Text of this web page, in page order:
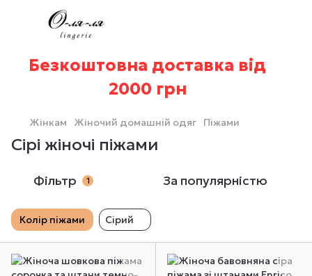
Безкоштовна доставка від
2000 грн
Жінкам Жіночий домашній одяг Піжами
Сірі жіночі піжами
Фільтр 1 За популярністю
Колір піжами Сірий